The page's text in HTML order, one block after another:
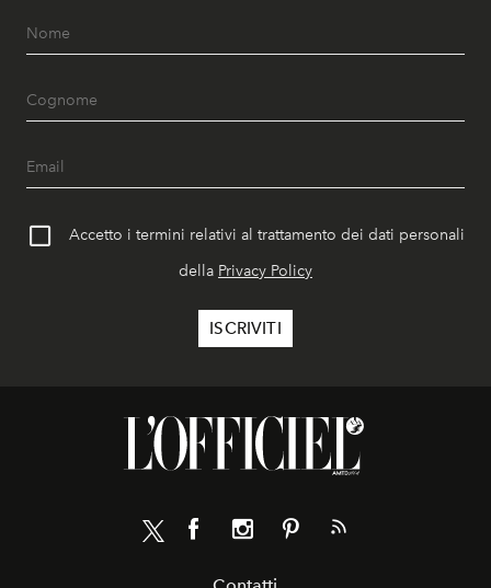
Accetto i termini relativi al trattamento dei dati personali
della Privacy Policy